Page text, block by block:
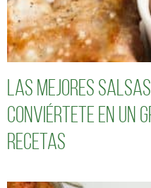
Las mejores
Conviértete en un
recetas